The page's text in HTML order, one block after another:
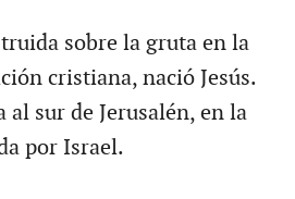
sobre la gruta en la
cristiana, nació Jesús.
al sur de Jerusalén, en la
por Israel.